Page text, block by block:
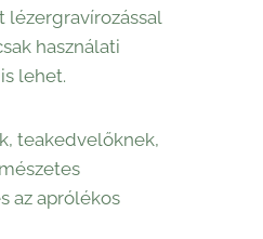
lézergravírozással
használati
lehet.
teakedvelőknek,
az aprólékos